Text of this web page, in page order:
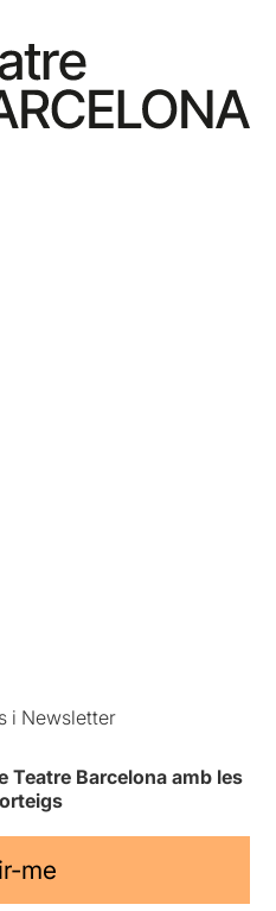
i Newsletter
Teatre Barcelona amb les
me